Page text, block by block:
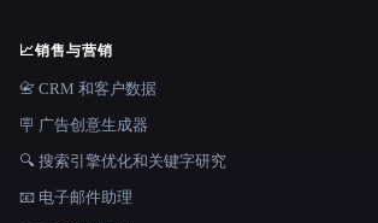
📈销售与营销
📇 CRM 和客户数据
🪧 广告创意生成器
🔍 搜索引擎优化和关键字研究
📧 电子邮件助理